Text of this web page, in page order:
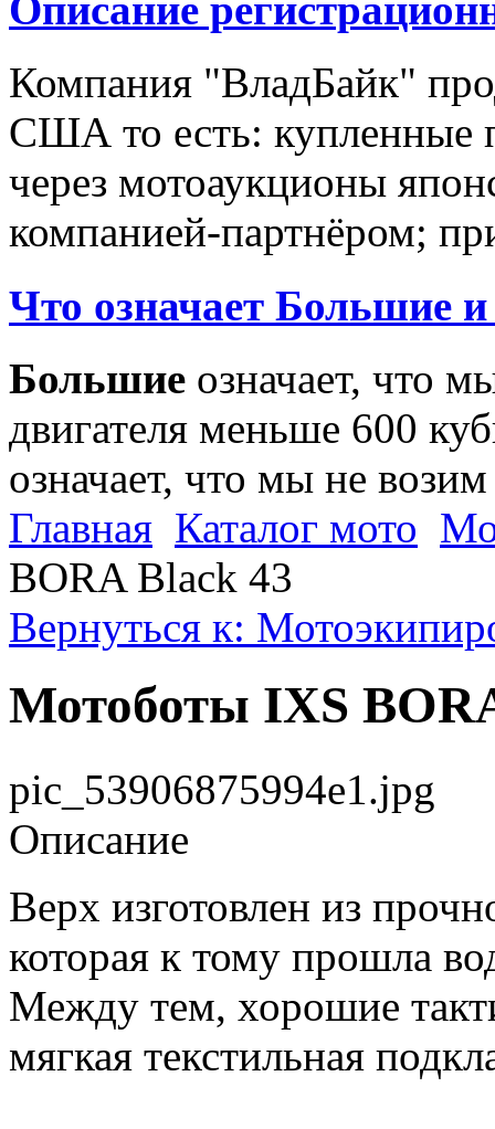
Компания "ВладБайк"
США то есть: купленные
через мотоаукционы
компанией-партнёром;
Что означает Большие
Большие означает, что
двигателя меньше 600
означает, что мы не
Главная Каталог мото
BORA Black 43
Вернуться к:
Мотоботы IXS
pic_53906875994e1.jpg
Описание
Верх изготовлен из
которая к тому прошла
Между тем, хорошие
мягкая текстильная